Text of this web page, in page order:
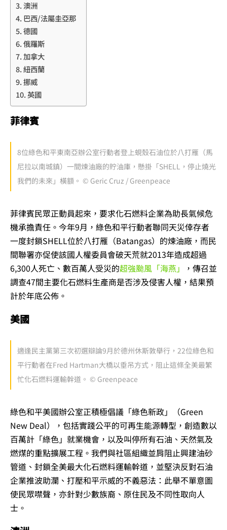
澳洲
巴西/法屬圭亞那
德國
俄羅斯
加拿大
紐西蘭
挪威
英國
菲律賓
8位綠色和平東南亞辦公室行動者登上蜆殼石油位於八打雁（馬
尼拉以南城鎮）一間煉油廠的貯油庫，懸掛「SHELL，停止燒光
我們的未來」橫額。 © Geric Cruz / Greenpeace
菲律賓民眾正動員起來，要求化石燃料企業為助長氣候危
機承擔責任。今年9月，綠色和平行動者聯同天災倖存者
一度封鎖SHELL位於八打雁（Batangas）的煉油廠，而民
間聯署亦促使該國人權委員會破天荒就2013年造成超過
6,300人死亡、數百萬人受災的超強颱風「海燕」
，傳召並
調查47間主要化石燃料生產商是否涉及侵害人權，結果預
計於年底公佈。
美國
適逢民主黨第三次初選辯論9月於德州休斯敦舉行，22位綠色和
平行動者在Fred Hartman大橋以垂吊方式，阻止這條全美最繁
忙化石燃料運輸幹道。 © Greenpeace
綠色和平美國辦公室正積極倡議「綠色新政」（Green
New Deal），包括實踐公平的可再生能源轉型，創造數以
百萬計「綠色」就業機會，以及叫停所有石油、天然氣及
燃煤的重點擴展工程。我們與社區組織並肩阻止興建油砂
管道、封鎖全美最大化石燃料運輸幹道，並堅決反對石油
企業推波助瀾、打壓和平示威的不義惡法：此舉不單意圖
使民眾噤聲，亦針對少數族裔、原住民及不同性取向人
士。